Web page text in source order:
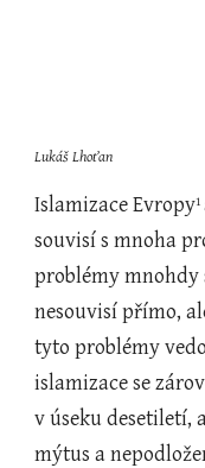
Lukáš Lhoťan
Islamizace Evropy1
souvisí s mnoha
problémy mnohdy
nesouvisí přímo,
tyto problémy
islamizace se
v úseku desetiletí,
mýtus a